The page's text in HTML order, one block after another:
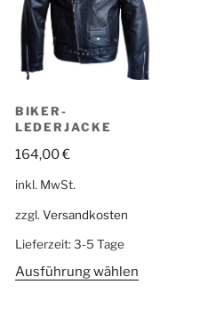
BIKER-
LEDERJACKE
164,00€
inkl. MwSt.
zzgl. Versandkosten
Lieferzeit: 3-5 Tage
Ausführung wählen